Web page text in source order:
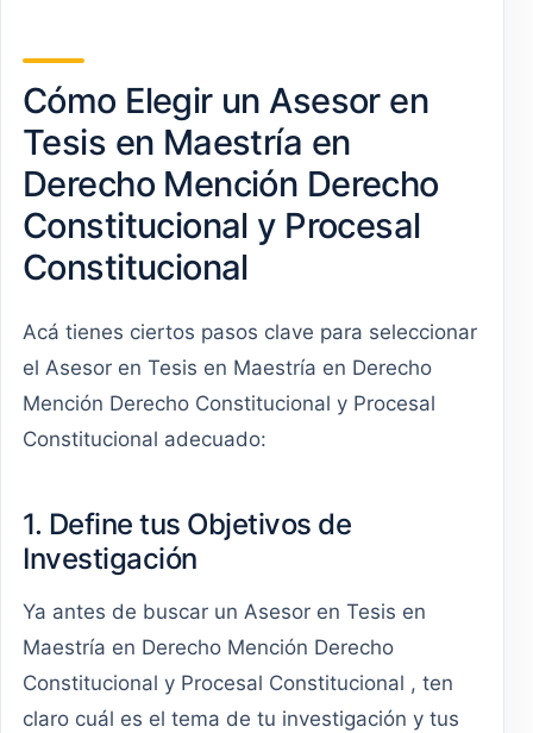
Cómo Elegir un Asesor en
Tesis en Maestría en
Derecho Mención Derecho
Constitucional y Procesal
Constitucional
Acá tienes ciertos pasos clave para seleccionar
el Asesor en Tesis en Maestría en Derecho
Mención Derecho Constitucional y Procesal
Constitucional adecuado:
1. Define tus Objetivos de
Investigación
Ya antes de buscar un Asesor en Tesis en
Maestría en Derecho Mención Derecho
Constitucional y Procesal Constitucional , ten
claro cuál es el tema de tu investigación y tus